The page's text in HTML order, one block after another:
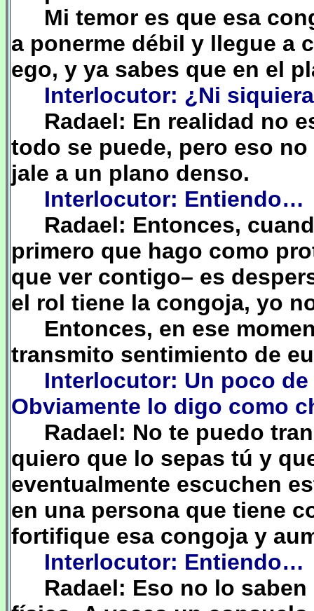
Mi temor es que esa
a ponerme débil y llegue a
ego, y ya sabes que en el
Interlocutor: ¿Ni
Radael: En realidad no
todo se puede, pero eso
jale a un plano denso.
Interlocutor: Entiendo…
Radael: Entonces,
primero que hago como
que ver contigo– es
el rol tiene la congoja, yo
Entonces, en ese
transmito sentimiento de
Interlocutor: Un poco
Obviamente lo digo como
Radael: No te puedo
quiero que lo sepas tú y
eventualmente escuchen
en una persona que tiene
fortifique esa congoja y
Interlocutor: Entiendo…
Radael: Eso no lo